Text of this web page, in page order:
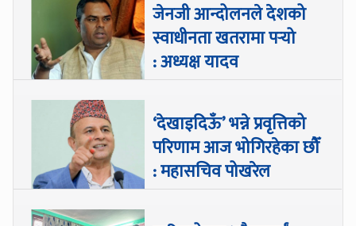
जेनजी आन्दोलनले देशको
स्वाधीनता खतरामा पर्‍यो
: अध्यक्ष यादव
‘देखाइदिऊँ’ भन्ने प्रवृत्तिको
परिणाम आज भोगिरहेका छौँ
: महासचिव पोखरेल